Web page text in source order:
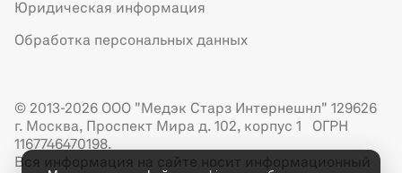
Юридическая информация
Обработка персональных данных
© 2013-2026 ООО "Медэк Старз Интернешнл" 129626
г. Москва, Проспект Мира д. 102, корпус 1 ОГРН
1167746470198.
Вся информация на сайте носит информационный